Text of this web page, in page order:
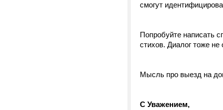
смогут
Попробуйте написать
стихов. Диалог тоже
Мысль про выезд на
С Уважением,